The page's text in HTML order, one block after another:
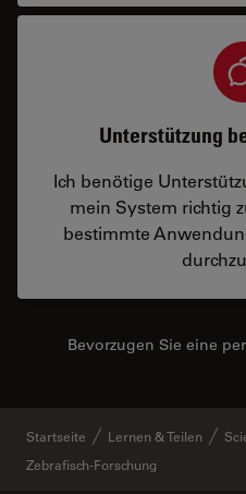
Unterstützung
Ich benötige
mein System richtig
bestimmte
Bevorzugen Sie eine
Startseite Lernen & Teilen
Zebrafisch-Forschung